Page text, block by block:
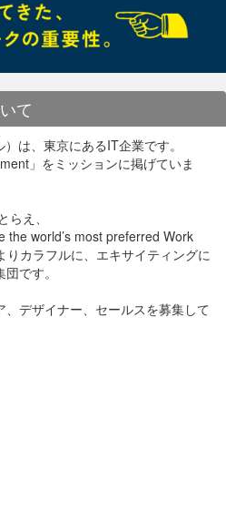
workers=0 binlog-
checksum=1 #slave-sql-
query-log_events=1
#sync_binlog=1 report-
て
）は、東京にあるIT企業です。
」をミッションに掲げていま
え、
the world’s most preferred Work
りカラフルに、エキサイティングに
です。
デザイナー、セールスを募集して